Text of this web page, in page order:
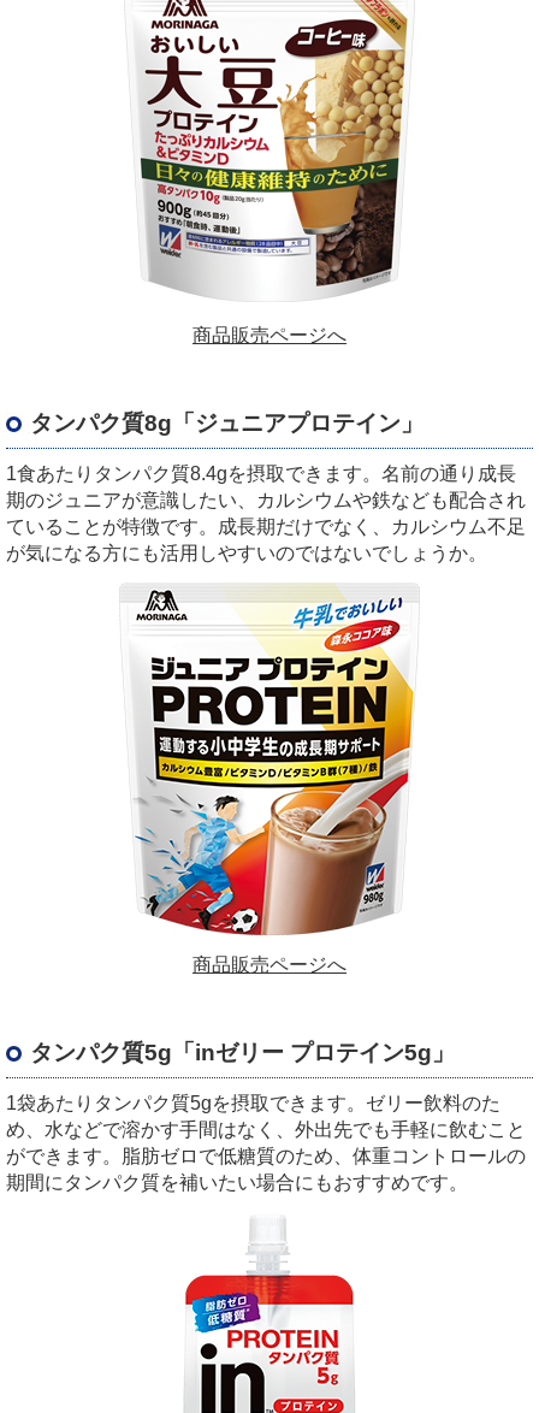
商品販売ページへ
タンパク質8g「ジュニアプロテイン」
1食あたりタンパク質8.4gを摂取できます。名前の通り成長
期のジュニアが意識したい、カルシウムや鉄なども配合され
ていることが特徴です。成長期だけでなく、カルシウム不足
が気になる方にも活用しやすいのではないでしょうか。
商品販売ページへ
タンパク質5g「inゼリー プロテイン5g」
1袋あたりタンパク質5gを摂取できます。ゼリー飲料のた
め、水などで溶かす手間はなく、外出先でも手軽に飲むこと
ができます。脂肪ゼロで低糖質のため、体重コントロールの
期間にタンパク質を補いたい場合にもおすすめです。